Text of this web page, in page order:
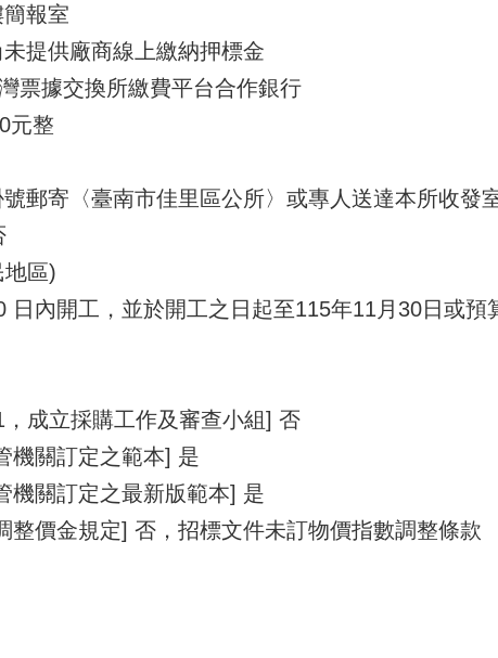
報室
提供廠商線上繳納押標金
票據交換所繳費平台合作銀行
元整
郵寄〈臺南市佳里區公所〉或專人送達本所收發
地區)
日內開工，並於開工之日起至115年11月30日或
成立採購工作及審查小組] 否
機關訂定之範本] 是
機關訂定之最新版範本] 是
整價金規定] 否，招標文件未訂物價指數調整條款